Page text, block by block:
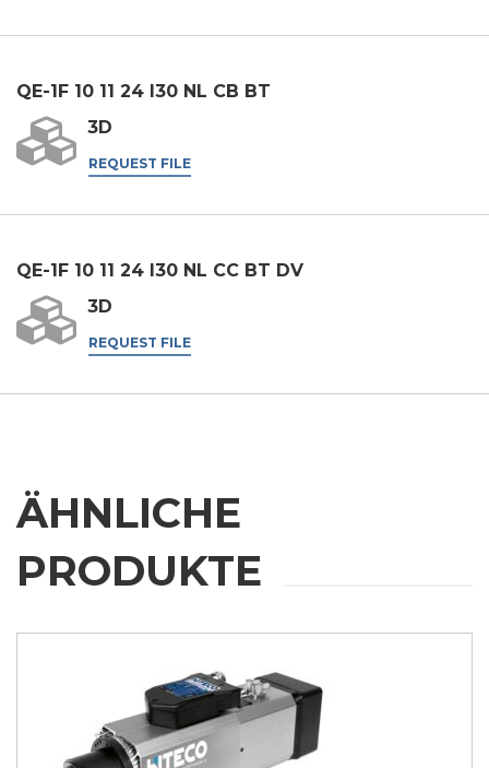
QE-1F 10 11 24 I30 NL CB BT
3D
REQUEST FILE
QE-1F 10 11 24 I30 NL CC BT DV
3D
REQUEST FILE
ÄHNLICHE
PRODUKTE